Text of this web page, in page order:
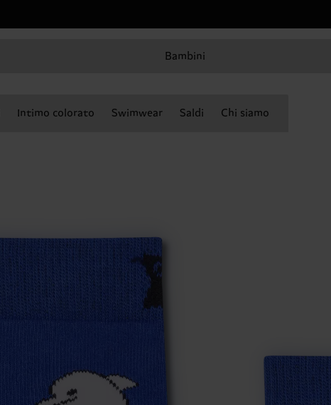
Bambini
Intimo colorato Swimwear Saldi Chi siamo